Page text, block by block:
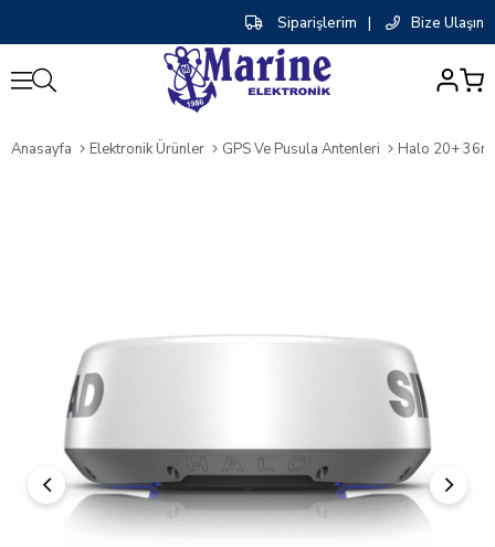
Siparişlerim | Bize Ulaşın
Anasayfa Elektronik Ürünler GPS Ve Pusula Antenleri Halo 20+